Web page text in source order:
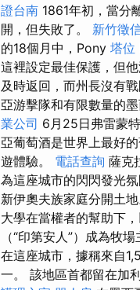
證台南 1861年初，當分
開，但失敗了。 新竹徵
的18個月中，Pony 塔位
這裡設定最佳保護，但
及時返回，而州長沒有
亞游擊隊和有限數量的
業公司 6月25日弗雷蒙
亞葡萄酒是世界上最好
遊體驗。 電話查詢 薩克
為這座城市的閃閃發光
新伊奧夫族家庭分開土地
大學在當權者的幫助下
（“印第安人”）成為牧
在這座城市，據稱來自
一。 該地區首都留在加